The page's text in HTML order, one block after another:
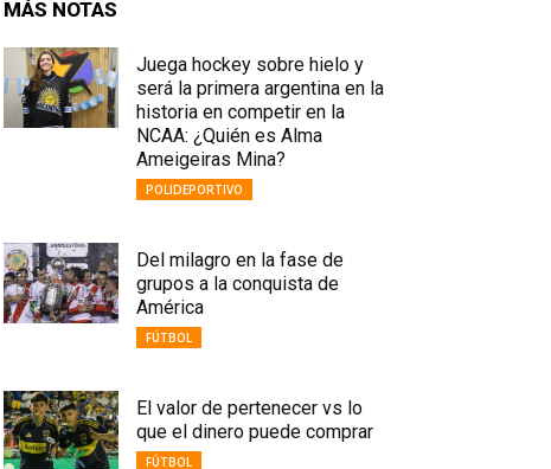
MÁS NOTAS
Juega hockey sobre hielo y
será la primera argentina en la
historia en competir en la
NCAA: ¿Quién es Alma
Ameigeiras Mina?
POLIDEPORTIVO
Del milagro en la fase de
grupos a la conquista de
América
FÚTBOL
El valor de pertenecer vs lo
que el dinero puede comprar
FÚTBOL